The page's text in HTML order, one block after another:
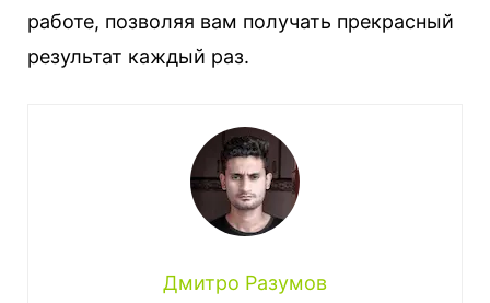
работе, позволяя вам получать прекрасный
результат каждый раз.
Дмитро Разумов